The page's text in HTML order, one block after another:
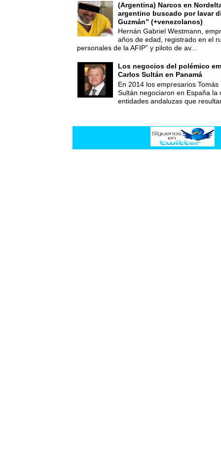
(Argentina) Narcos en
argentino buscado por lavar
Guzmán” (+venezolanos)
Hernán Gabriel Westmann,
años de edad, registrado en el
personales de la AFIP” y piloto de av...
Los negocios del polémico
Carlos Sultán en Panamá
En 2014 los empresarios
Sultán negociaron en España la
entidades andaluzas que